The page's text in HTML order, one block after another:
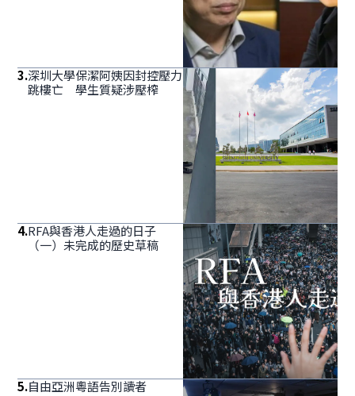
3.深圳大學保潔阿姨因封控壓力
跳樓亡 學生質疑涉壓榨
4.RFA與香港人走過的日子
（一）未完成的歷史草稿
5.自由亞洲粵語告別讀者